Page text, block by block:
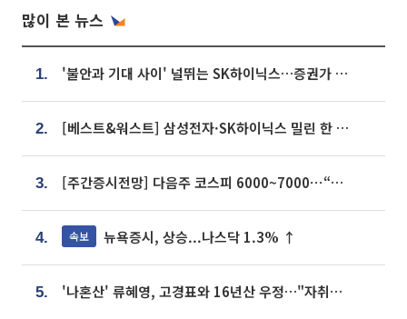
많이 본 뉴스
1. '불안과 기대 사이' 널뛰는 SK하이닉스…증권가 "HBM4·LTA 기반 펀터멘털 견고"
2. [베스트&워스트] 삼성전자·SK하이닉스 밀린 한 주…상상인증권은 85% 급등
3. [주간증시전망] 다음주 코스피 6000~7000⋯“外人 수급은 정책이 변수”
4. 속보 뉴욕증시, 상승...나스닥 1.3% ↑
5. '나혼산' 류혜영, 고경표와 16년산 우정…"자취방서 부모님과 마주쳐"